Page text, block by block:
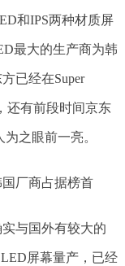
和IPS两种材质屏
最大的生产商为韩
已经在Super
还有前段时间京东
之眼前一亮。
与国外有较大的
屏幕量产，已经